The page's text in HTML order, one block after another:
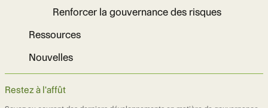
Renforcer la gouvernance des risques
Ressources
Nouvelles
Restez à l'affût